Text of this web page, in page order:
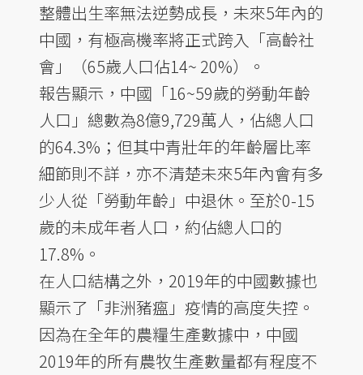
整體出生率無法逆勢成長，未來5年內的
中國，有極高機率將正式跨入「高齡社
會」（65歲人口佔14~ 20%）。
報告顯示，中國「16~59歲的勞動年齡
人口」總數為8億9,729萬人，佔總人口
的64.3%；但其中青壯年的年齡層比率
細節則不詳，亦不清楚未來5年內會有多
少人從「勞動年齡」中退休。至於0-15
歲的未成年者人口，約佔總人口的
17.8%。
在人口結構之外，2019年的中國數據也
顯示了「非洲豬瘟」疫情的高度失控。
因為在全年的農糧生產數據中，中國
2019年的所有農牧生產數量都有程度不